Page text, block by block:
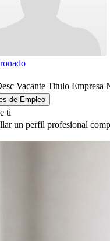
Vacante Titulo Empresa
ti
un perfil profesional